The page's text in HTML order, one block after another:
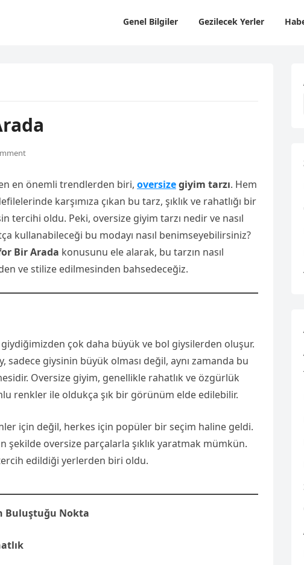
Genel Bilgiler Gezilecek Yerler
en önemli trendlerden biri, oversizegiyim tarzı. Hem
karşımıza çıkan bu tarz, şıklık ve rahatlığı bir
tercihi oldu. Peki, oversize giyim tarzı nedir ve nasıl
kullanabileceği bu modayı nasıl benimseyebilirsiniz?
Bir Arada konusunu ele alarak, bu tarzın nasıl
ve stilize edilmesinden bahsedeceğiz.
çok daha büyük ve bol giysilerden oluşur.
giysinin büyük olması değil, aynı zamanda bu
Oversize giyim, genellikle rahatlık ve özgürlük
renkler ile oldukça şık bir görünüm elde edilebilir.
için değil, herkes için popüler bir seçim haline geldi.
şekilde oversize parçalarla şıklık yaratmak mümkün.
edildiği yerlerden biri oldu.
Buluştuğu Nokta